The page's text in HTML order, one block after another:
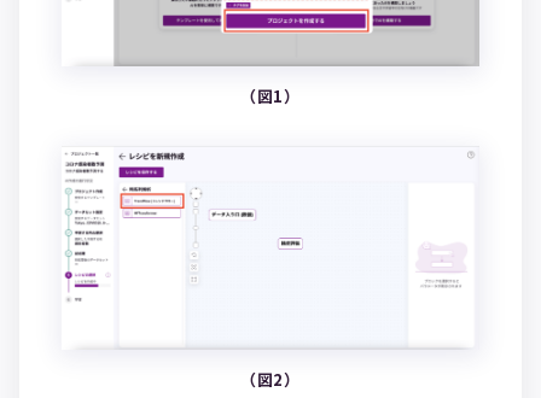
（図1）
（図2）